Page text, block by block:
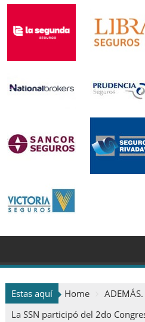
Estas aquí Home
La SSN participó del 2do